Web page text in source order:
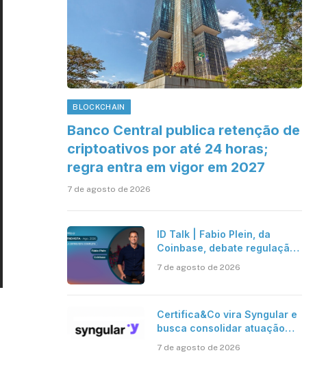
BLOCKCHAIN
Banco Central publica retenção de
criptoativos por até 24 horas;
regra entra em vigor em 2027
7 de agosto de 2026
ID Talk | Fabio Plein, da
Coinbase, debate regulação,
7 de agosto de 2026
Certifica&Co vira Syngular e
busca consolidar atuação
7 de agosto de 2026